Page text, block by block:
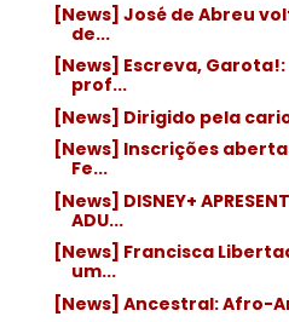
[News] José de Abreu
de...
[News] Escreva,
prof...
[News] Dirigido pela
[News] Inscrições
Fe...
[News] DISNEY+
ADU...
[News] Francisca
um...
[News] Ancestral: Afro-